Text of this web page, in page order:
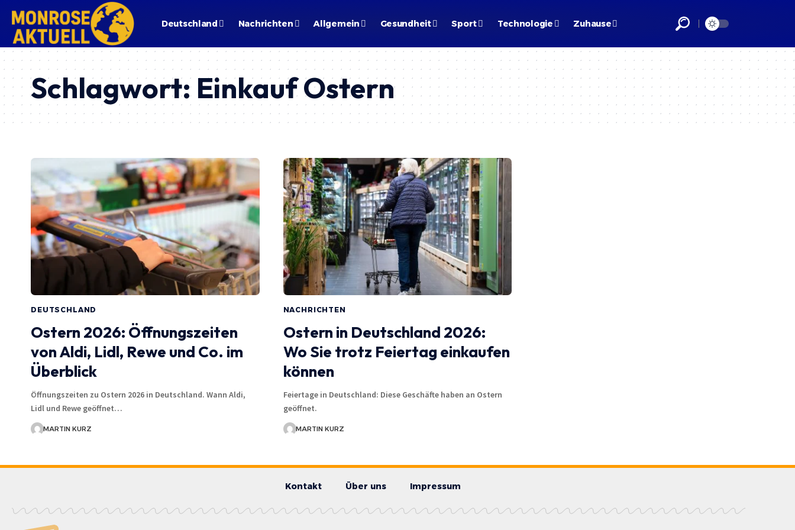
Deutschland Nachrichten Allgemein Gesundheit Sport Technologie Zuhause
Schlagwort: Einkauf Ostern
DEUTSCHLAND
Ostern 2026: Öffnungszeiten
von Aldi, Lidl, Rewe und Co. im
Überblick
Öffnungszeiten zu Ostern 2026 in Deutschland. Wann Aldi,
Lidl und Rewe geöffnet…
MARTIN KURZ
NACHRICHTEN
Ostern in Deutschland 2026:
Wo Sie trotz Feiertag einkaufen
können
Feiertage in Deutschland: Diese Geschäfte haben an Ostern
geöffnet.
MARTIN KURZ
Kontakt Über uns Impressum